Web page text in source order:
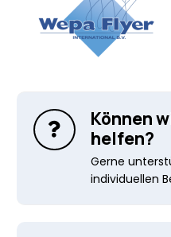
Können
helfen?
Gerne
individuellen